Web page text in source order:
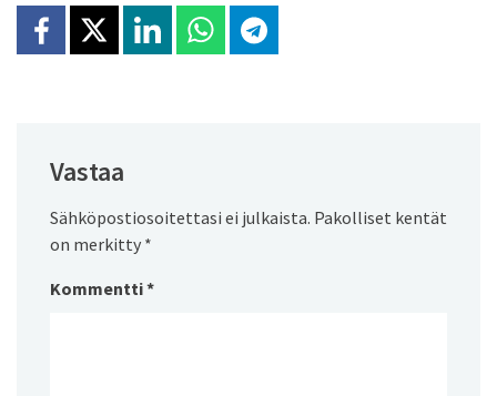
Jaa Facebookissa
Jaa X:ssäJaa Linkedinissä
Jaa Whatsappissa
Jaa Telegramissa
Vastaa
Sähköpostiosoitettasi ei julkaista. Pakolliset kentät
on merkitty *
Kommentti*